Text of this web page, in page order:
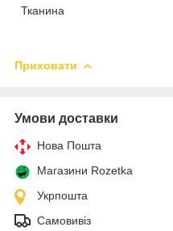
Тканина
Приховати
Умови доставки
Нова Пошта
Магазини Rozetka
Укрпошта
Самовивіз